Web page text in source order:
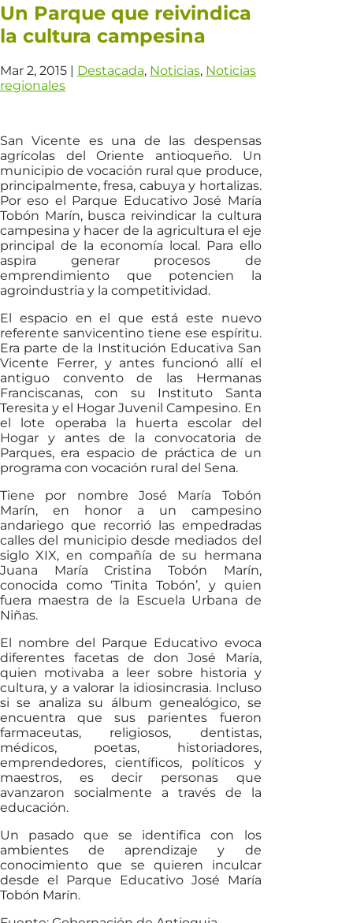
Un Parque que reivindica
la cultura campesina
Mar 2, 2015 | Destacada, Noticias, Noticias
regionales
San Vicente es una de las despensas
agrícolas del Oriente antioqueño. Un
municipio de vocación rural que produce,
principalmente, fresa, cabuya y hortalizas.
Por eso el Parque Educativo José María
Tobón Marín, busca reivindicar la cultura
campesina y hacer de la agricultura el eje
principal de la economía local. Para ello
aspira generar procesos de
emprendimiento que potencien la
agroindustria y la competitividad.
El espacio en el que está este nuevo
referente sanvicentino tiene ese espíritu.
Era parte de la Institución Educativa San
Vicente Ferrer, y antes funcionó allí el
antiguo convento de las Hermanas
Franciscanas, con su Instituto Santa
Teresita y el Hogar Juvenil Campesino. En
el lote operaba la huerta escolar del
Hogar y antes de la convocatoria de
Parques, era espacio de práctica de un
programa con vocación rural del Sena.
Tiene por nombre José María Tobón
Marín, en honor a un campesino
andariego que recorrió las empedradas
calles del municipio desde mediados del
siglo XIX, en compañía de su hermana
Juana María Cristina Tobón Marín,
conocida como ‘Tinita Tobón’, y quien
fuera maestra de la Escuela Urbana de
Niñas.
El nombre del Parque Educativo evoca
diferentes facetas de don José María,
quien motivaba a leer sobre historia y
cultura, y a valorar la idiosincrasia. Incluso
si se analiza su álbum genealógico, se
encuentra que sus parientes fueron
farmaceutas, religiosos, dentistas,
médicos, poetas, historiadores,
emprendedores, científicos, políticos y
maestros, es decir personas que
avanzaron socialmente a través de la
educación.
Un pasado que se identifica con los
ambientes de aprendizaje y de
conocimiento que se quieren inculcar
desde el Parque Educativo José María
Tobón Marín.